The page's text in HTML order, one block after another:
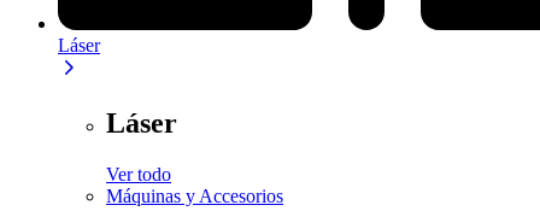
Láser
Láser
Ver todo
Máquinas y Accesorios